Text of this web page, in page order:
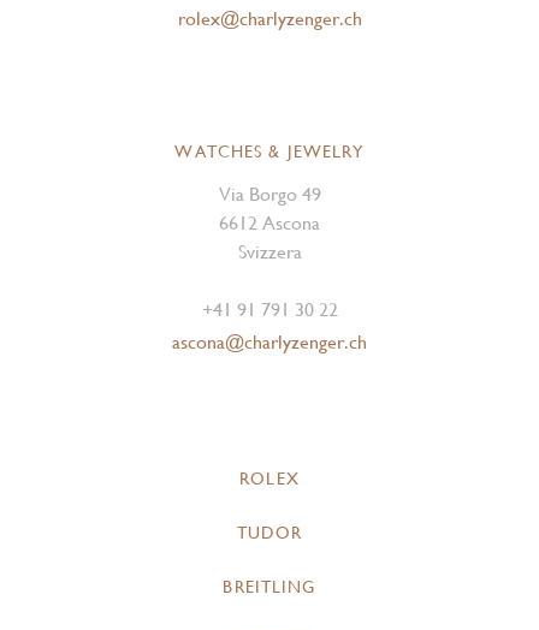
rolex@charlyzenger.ch
WATCHES & JEWELRY
Via Borgo 49
6612 Ascona
Svizzera
+41 91 791 30 22
ascona@charlyzenger.ch
ROLEX
TUDOR
BREITLING